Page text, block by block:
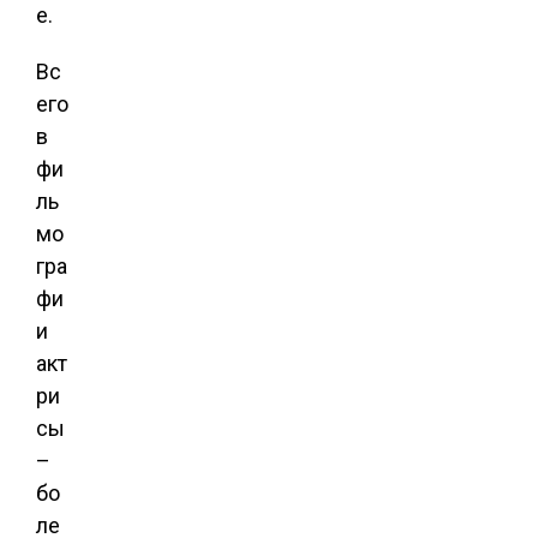
е.
Вс
его
в
фи
ль
мо
гра
фи
и
акт
ри
сы
–
бо
ле